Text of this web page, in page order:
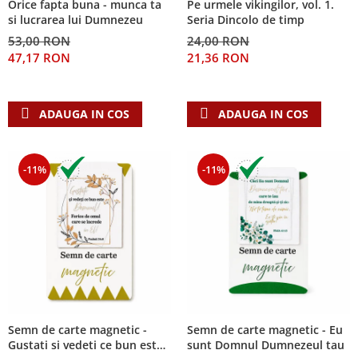
Despre afaceri
Dezvoltare personala
Leadership
Mediu
Orice fapta buna - munca ta
si lucrarea lui Dumnezeu
53,00 RON
47,17 RON
ADAUGA IN COS
Pe urmele vikingilor, vol. 1.
Seria Dincolo de timp
24,00 RON
21,36 RON
ADAUGA IN COS
-11%
Semn de carte magnetic -
Gustati si vedeti ce bun este
-11%
Semn de carte magnetic - Eu
sunt Domnul Dumnezeul tau